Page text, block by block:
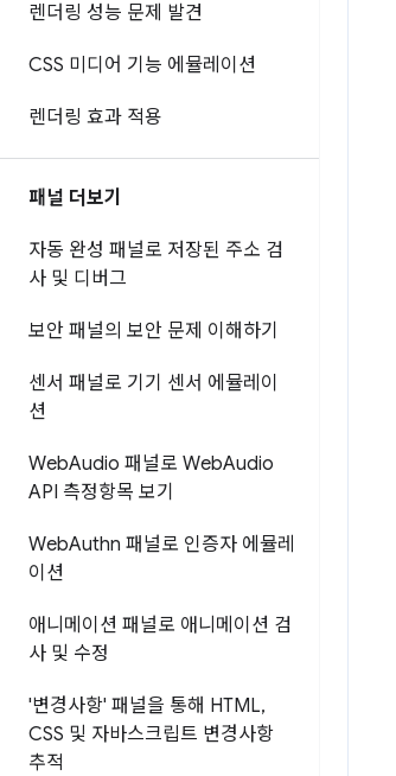
렌더링 성능 문제 발견
CSS 미디어 기능 에뮬레이션
렌더링 효과 적용
패널 더보기
자동 완성 패널로 저장된 주소 검
사 및 디버그
보안 패널의 보안 문제 이해하기
센서 패널로 기기 센서 에뮬레이
션
WebAudio 패널로 WebAudio
API 측정항목 보기
WebAuthn 패널로 인증자 에뮬레
이션
애니메이션 패널로 애니메이션 검
사 및 수정
'변경사항' 패널을 통해 HTML,
CSS 및 자바스크립트 변경사항
추적